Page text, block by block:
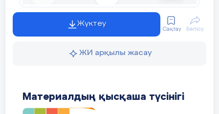
Жүктеу
Сақтау Бөлісу
ЖИ арқылы жасау
Материалдың қысқаша түсінігі